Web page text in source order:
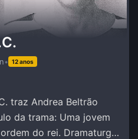
• 12 anos
traz Andrea Beltrão
da trama: Uma jovem
do rei. Dramaturgia